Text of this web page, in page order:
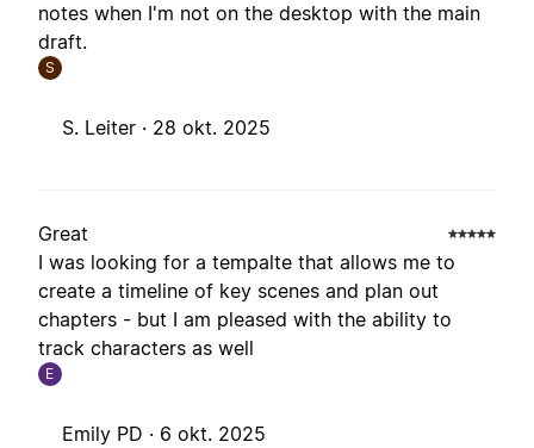
notes when I'm not on the desktop with the main
draft.
S
S. Leiter · 28 okt. 2025
Great
I was looking for a tempalte that allows me to
create a timeline of key scenes and plan out
chapters - but I am pleased with the ability to
track characters as well
E
Emily PD · 6 okt. 2025